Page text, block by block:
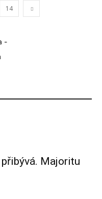
14
-
Majoritu